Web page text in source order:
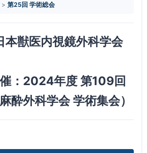
> 第25回 学術総会
本獣医内視鏡外科学会
催：2024年度 第109回
酔外科学会 学術集会）